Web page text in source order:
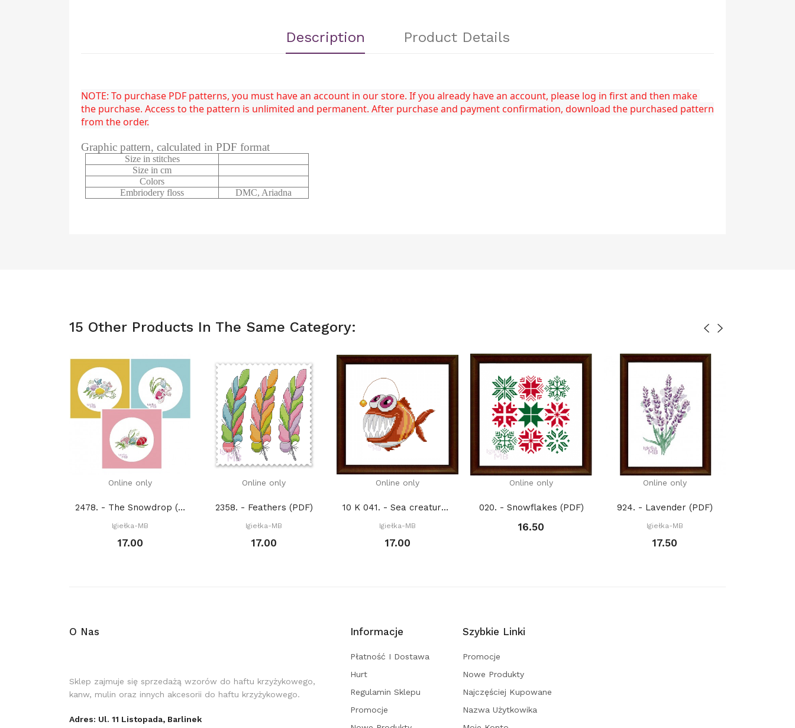
Description Product Details
NOTE: To purchase PDF patterns, you must have an account in our store. If you already have an account, please log in first and then make
the purchase. Access to the pattern is unlimited and permanent. After purchase and payment confirmation, download the purchased pattern
from the order.
Graphic pattern, calculated in PDF format
Size in stitches
Size in cm
Colors
Embriodery floss
DMC, Ariadna
15 Other Products In The Same Category:
Online only
2478. - The Snowdrop (PDF)
Igiełka-MB
17.00
Online only
2358. - Feathers (PDF)
Igiełka-MB
17.00
Online only
10 K 041. - Sea creatures. Anglerfish (PDF)
Igiełka-MB
17.00
Online only
020. - Snowflakes (PDF)
16.50
Online only
924. - Lavender (PDF)
Igiełka-MB
17.50
O Nas
Sklep zajmuje się sprzedażą wzorów do haftu krzyżykowego,
kanw, mulin oraz innych akcesorii do haftu krzyżykowego.
Adres: Ul. 11 Listopada, Barlinek
Informacje
Płatność I Dostawa
Hurt
Regulamin Sklepu
Promocje
Szybkie Linki
Promocje
Nowe Produkty
Najczęściej Kupowane
Nazwa Użytkowika